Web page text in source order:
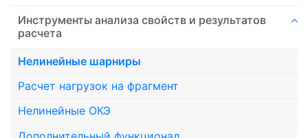
Инструменты анализа свойств и результатов
расчета
Нелинейные шарниры
Расчет нагрузок на фрагмент
Нелинейные ОКЭ